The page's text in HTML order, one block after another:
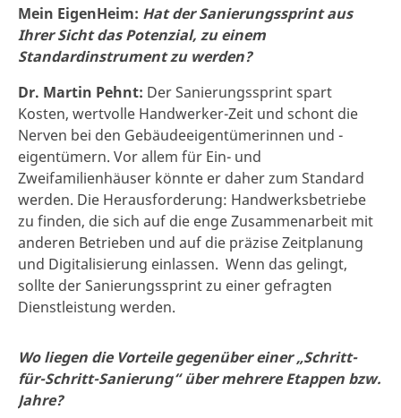
Mein EigenHeim: Hat der Sanierungssprint aus
Ihrer Sicht das Potenzial, zu einem
Standardinstrument zu werden?
Dr. Martin Pehnt: Der Sanierungssprint spart
Kosten, wertvolle Handwerker-Zeit und schont die
Nerven bei den Gebäudeeigentümerinnen und -
eigentümern. Vor allem für Ein- und
Zweifamilienhäuser könnte er daher zum Standard
werden. Die Herausforderung: Handwerksbetriebe
zu finden, die sich auf die enge Zusammenarbeit mit
anderen Betrieben und auf die präzise Zeitplanung
und Digitalisierung einlassen. Wenn das gelingt,
sollte der Sanierungssprint zu einer gefragten
Dienstleistung werden.
Wo liegen die Vorteile gegenüber einer „Schritt-
für-Schritt-Sanierung“ über mehrere Etappen bzw.
Jahre?